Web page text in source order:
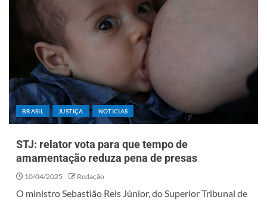
BRASIL JUSTIÇA NOTÍCIAS
STJ: relator vota para que tempo de
amamentação reduza pena de presas
10/04/2025 Redação
O ministro Sebastião Reis Júnior, do Superior Tribunal de